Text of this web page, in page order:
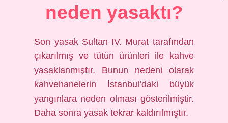
neden yasaktı?
Son yasak Sultan IV. Murat tarafından
çıkarılmış ve tütün ürünleri ile kahve
yasaklanmıştır. Bunun nedeni olarak
kahvehanelerin İstanbul’daki büyük
yangınlara neden olması gösterilmiştir.
Daha sonra yasak tekrar kaldırılmıştır.